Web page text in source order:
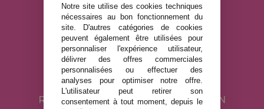
MENTIONS LÉGALES
POLITIQUE DE CONFIDENTIALITÉ
POLITIQUE DE COOKIES
LIVRAISON ET RETOUR
RETOURS / DROIT DE RÉTRACTATION
Notre site utilise des cookies techniques
nécessaires au bon fonctionnement du
site. D'autres catégories de cookies
peuvent également être utilisées pour
personnaliser l'expérience utilisateur,
délivrer des offres commerciales
personnalisées ou effectuer des
analyses pour optimiser notre offre.
L'utilisateur peut retirer son
consentement à tout moment, depuis le